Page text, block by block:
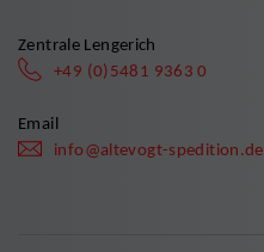
Zentrale Lengerich
+49 (0)5481 9363 0
Email
info@altevogt-spedition.de